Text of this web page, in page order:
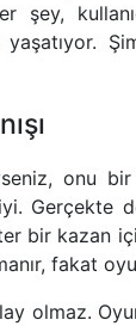
şey,
onu
Gerçekte
bir kazan
fakat
olmaz.